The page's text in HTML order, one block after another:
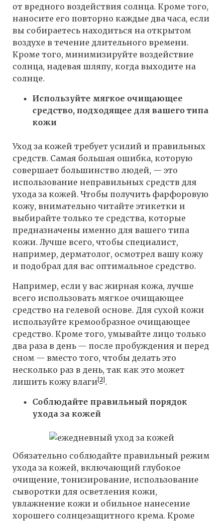
от вредного воздействия солнца. Кроме того,
наносите его повторно каждые два часа, если
вы собираетесь находиться на открытом
воздухе в течение длительного времени.
Кроме того, минимизируйте воздействие
солнца, надевая шляпу, когда выходите на
солнце.
Используйте мягкое очищающее
средство, подходящее для вашего типа
кожи
Уход за кожей требует усилий и правильных
средств. Самая большая ошибка, которую
совершает большинство людей, — это
использование неправильных средств для
ухода за кожей. Чтобы получить фарфоровую
кожу, внимательно читайте этикетки и
выбирайте только те средства, которые
предназначены именно для вашего типа
кожи. Лучше всего, чтобы специалист,
например, дерматолог, осмотрел вашу кожу
и подобрал для вас оптимальное средство.
Например, если у вас жирная кожа, лучше
всего использовать мягкое очищающее
средство на гелевой основе. Для сухой кожи
используйте кремообразное очищающее
средство. Кроме того, умывайте лицо только
два раза в день — после пробуждения и перед
сном — вместо того, чтобы делать это
несколько раз в день, так как это может
лишить кожу влаги[2].
Соблюдайте правильный порядок
ухода за кожей
Обязательно соблюдайте правильный режим
ухода за кожей, включающий глубокое
очищение, тонизирование, использование
сыворотки для осветления кожи,
увлажнение кожи и обильное нанесение
хорошего солнцезащитного крема. Кроме